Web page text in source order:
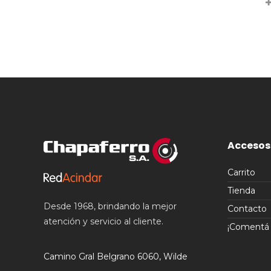
Desde 1968, brindando la mejor
atención y servicio al cliente.
Camino Gral Belgrano 6060, Wilde
Accesos
Carrito
Tienda
Contacto